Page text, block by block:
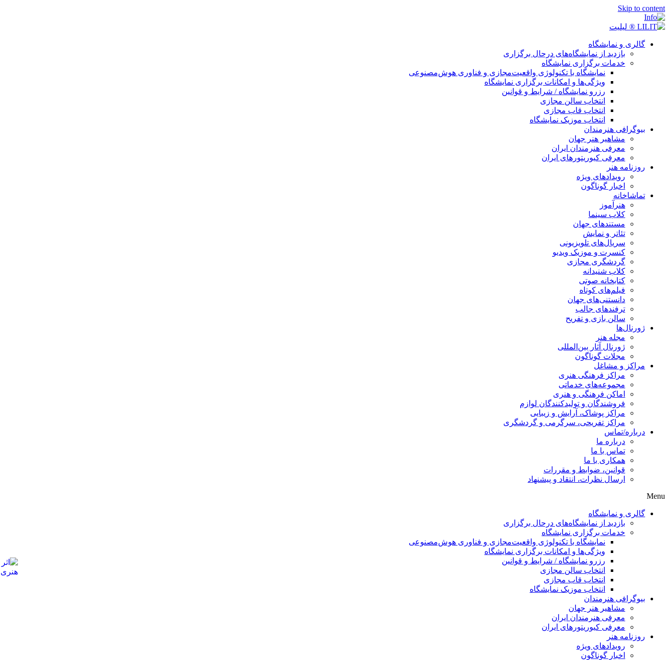
Skip to content
گالری و نمایشگاه
بازدید از نمایشگاه‌های درحال برگزاری
خدمات برگزاری نمایشگاه
نمایشگاه با تکنولوژی واقعیت‌مجازی و فناوری هوش‌مصنوعی
ویژگی‌ها و امکانات برگزاری نمایشگاه
رزرو نمایشگاه / شرایط و قوانین
انتخاب سالن مجازی
انتخاب قاب مجازی
انتخاب موزیک نمایشگاه
بیوگرافی هنرمندان
مشاهیر هنر جهان
معرفی هنرمندان ایران
معرفی کیوریتورهای ایران
روزنامه هنر
رویدادهای ویژه
اخبار گوناگون
تماشاخانه
هنرآموز
کلاب سینما
مستندهای جهان
تئاتر و نمایش
سریال‌های تلویزیونی
کنسرت و موزیک ویدیو
گردشگری مجازی
کلاب شنیدانه
کتابخانه صوتی
فیلم‌های کوتاه
دانستنی‌های جهان
ترفندهای جالب
سالن بازی و تفریح
ژورنال‌ها
مجله هنر
ژورنال آثار بین‌المللی
مجلات گوناگون
مراکز و مشاغل
مراکز فرهنگی هنری
مجموعه‌های خدماتی
اماکن فرهنگی و هنری
فروشندگان و تولیدکنندگان لوازم
مراکز پوشاک، آرایش و زیبایی
مراکز تفریحی، سرگرمی و گردشگری
درباره/تماس
درباره ما
تماس با ما
همکاری با ما
قوانین، ضوابط و مقررات
ارسال نظرات، انتقاد و پیشنهاد
Menu
گالری و نمایشگاه
بازدید از نمایشگاه‌های درحال برگزاری
خدمات برگزاری نمایشگاه
نمایشگاه با تکنولوژی واقعیت‌مجازی و فناوری هوش‌مصنوعی
ویژگی‌ها و امکانات برگزاری نمایشگاه
رزرو نمایشگاه / شرایط و قوانین
انتخاب سالن مجازی
انتخاب قاب مجازی
انتخاب موزیک نمایشگاه
بیوگرافی هنرمندان
مشاهیر هنر جهان
معرفی هنرمندان ایران
معرفی کیوریتورهای ایران
روزنامه هنر
رویدادهای ویژه
اخبار گوناگون